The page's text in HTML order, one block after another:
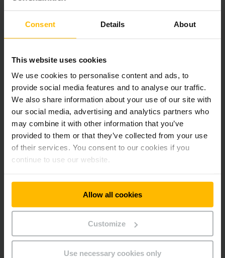
Consent Details About
This website uses cookies
We use cookies to personalise content and ads, to
provide social media features and to analyse our traffic.
We also share information about your use of our site with
our social media, advertising and analytics partners who
may combine it with other information that you’ve
provided to them or that they’ve collected from your use
of their services. You consent to our cookies if you
continue to use our website.
Allow all cookies
Customize
Use necessary cookies only
Solicite já a sua proposta
individual. Contacte-nos.